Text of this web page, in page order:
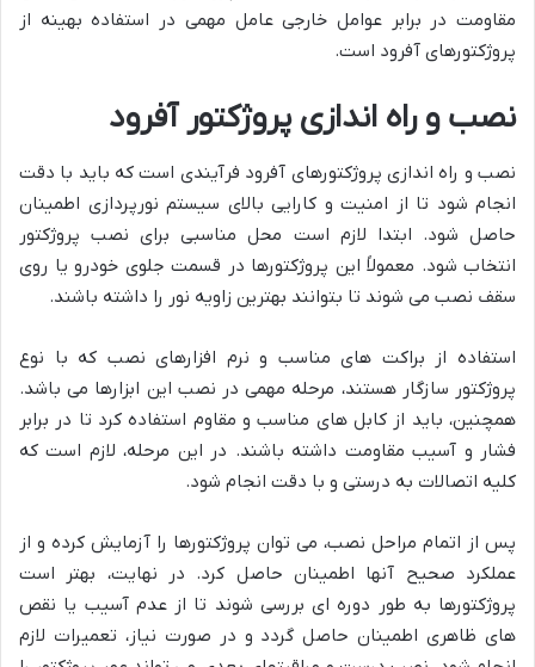
مقاومت در برابر عوامل خارجی عامل مهمی در استفاده بهینه از
پروژکتورهای آفرود است.
نصب و راه اندازی پروژکتور آفرود
نصب و راه اندازی پروژکتورهای آفرود فرآیندی است که باید با دقت
انجام شود تا از امنیت و کارایی بالای سیستم نورپردازی اطمینان
حاصل شود. ابتدا لازم است محل مناسبی برای نصب پروژکتور
انتخاب شود. معمولاً این پروژکتورها در قسمت جلوی خودرو یا روی
سقف نصب می شوند تا بتوانند بهترین زاویه نور را داشته باشند.
استفاده از براکت های مناسب و نرم افزارهای نصب که با نوع
پروژکتور سازگار هستند، مرحله مهمی در نصب این ابزارها می باشد.
همچنین، باید از کابل های مناسب و مقاوم استفاده کرد تا در برابر
فشار و آسیب مقاومت داشته باشند. در این مرحله، لازم است که
کلیه اتصالات به درستی و با دقت انجام شود.
پس از اتمام مراحل نصب، می توان پروژکتورها را آزمایش کرده و از
عملکرد صحیح آنها اطمینان حاصل کرد. در نهایت، بهتر است
پروژکتورها به طور دوره ای بررسی شوند تا از عدم آسیب یا نقص
های ظاهری اطمینان حاصل گردد و در صورت نیاز، تعمیرات لازم